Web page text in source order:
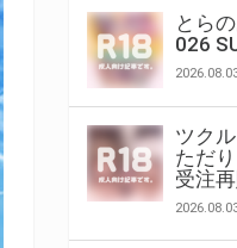
とら
026
ツク
ただ
受注